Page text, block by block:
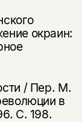
окраин:
/ Пер. М.
в
С. 198.